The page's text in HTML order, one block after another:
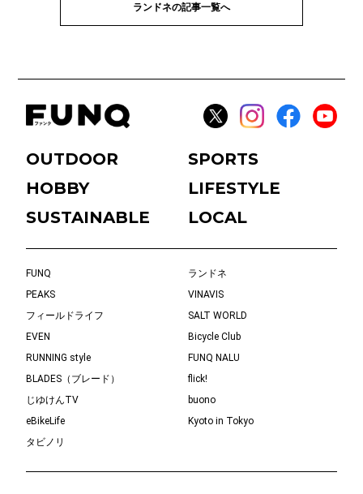
ランドネの記事一覧へ
OUTDOOR
SPORTS
HOBBY
LIFESTYLE
SUSTAINABLE
LOCAL
FUNQ
ランドネ
PEAKS
VINAVIS
フィールドライフ
SALT WORLD
EVEN
Bicycle Club
RUNNING style
FUNQ NALU
BLADES（ブレード）
flick!
じゆけんTV
buono
eBikeLife
Kyoto in Tokyo
タビノリ